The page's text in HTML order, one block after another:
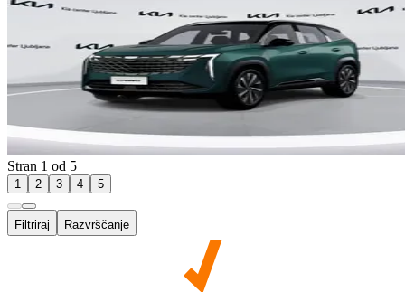
Stran 1 od 5
1 2 3 4 5
Filtriraj Razvrščanje